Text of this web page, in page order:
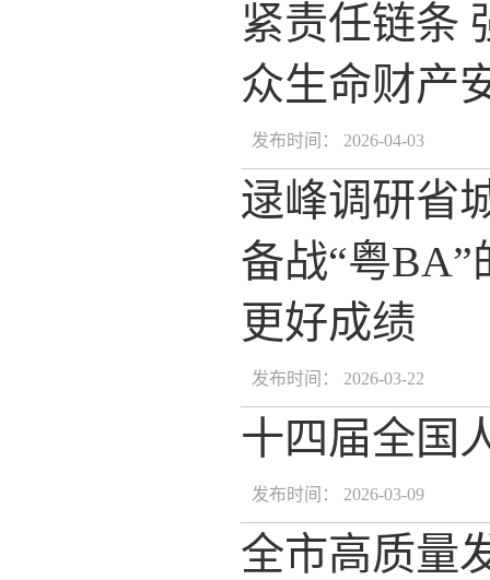
紧责任链条
众生命财产
发布时间： 2026-04-03
逯峰调研省
备战“粤
更好成绩
发布时间： 2026-03-22
十四届全国
发布时间： 2026-03-09
全市高质量